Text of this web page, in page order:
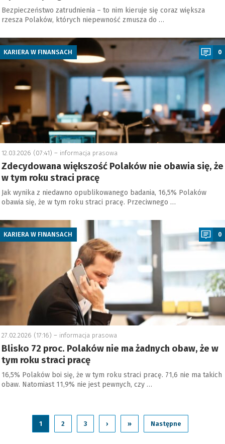
Bezpieczeństwo zatrudnienia – to nim kieruje się coraz większa
rzesza Polaków, których niepewność zmusza do …
KARIERA W FINANSACH 0
12.03.2026 (07:41) – informacja prasowa
Zdecydowana większość Polaków nie obawia się, że
w tym roku straci pracę
Jak wynika z niedawno opublikowanego badania, 16,5% Polaków
obawia się, że w tym roku straci pracę. Przeciwnego …
KARIERA W FINANSACH 0
27.02.2026 (17:16) – informacja prasowa
Blisko 72 proc. Polaków nie ma żadnych obaw, że w
tym roku straci pracę
16,5% Polaków boi się, że w tym roku straci pracę. 71,6 nie ma takich
obaw. Natomiast 11,9% nie jest pewnych, czy …
1 2 3 › » Następne